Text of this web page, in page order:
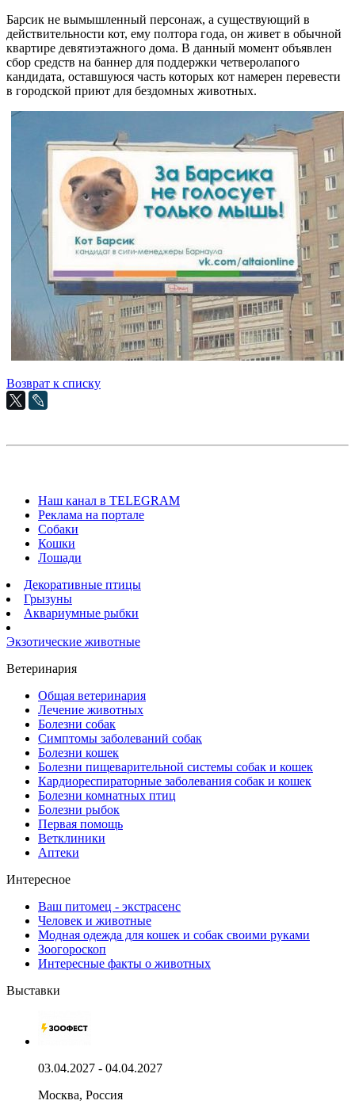
Барсик не вымышленный персонаж, а существующий в
действительности кот, ему полтора года, он живет в обычной
квартире девятиэтажного дома. В данный момент объявлен
сбор средств на баннер для поддержки четверолапого
кандидата, оставшуюся часть которых кот намерен перевести
в городской приют для бездомных животных.
Возврат к списку
Наш канал в TELEGRAM
Реклама на портале
Собаки
Кошки
Лошади
Декоративные птицы
Грызуны
Аквариумные рыбки
Экзотические животные
Ветеринария
Общая ветеринария
Лечение животных
Болезни собак
Симптомы заболеваний собак
Болезни кошек
Болезни пищеварительной системы собак и кошек
Кардиореспираторные заболевания собак и кошек
Болезни комнатных птиц
Болезни рыбок
Первая помощь
Ветклиники
Аптеки
Интересное
Ваш питомец - экстрасенс
Человек и животные
Модная одежда для кошек и собак своими руками
Зоогороскоп
Интересные факты о животных
Выставки
03.04.2027 - 04.04.2027
Москва, Россия